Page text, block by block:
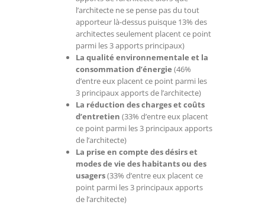
l’architecte ne se pense pas du tout
apporteur là-dessus puisque 13% des
architectes seulement placent ce point
parmi les 3 apports principaux)
La qualité environnementale et la
consommation d’énergie (46%
d’entre eux placent ce point parmi les
3 principaux apports de l’architecte)
La réduction des charges et coûts
d’entretien (33% d’entre eux placent
ce point parmi les 3 principaux apports
de l’architecte)
La prise en compte des désirs et
modes de vie des habitants ou des
usagers(33% d’entre eux placent ce
point parmi les 3 principaux apports
de l’architecte)